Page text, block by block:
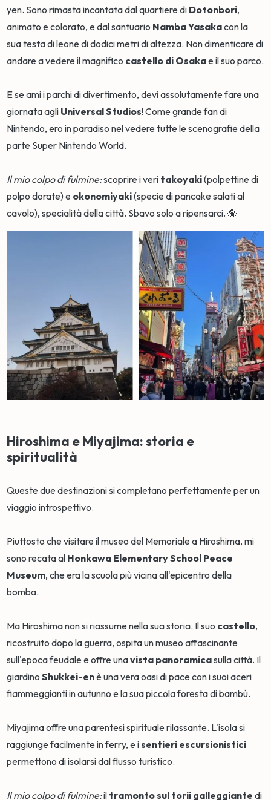
yen. Sono rimasta incantata dal quartiere di Dotonbori,
animato e colorato, e dal santuario Namba Yasakacon la
sua testa di leone di dodici metri di altezza. Non dimenticare di
andare a vedere il magnifico castello di Osakae il suo parco.
E se ami i parchi di divertimento, devi assolutamente fare una
giornata agli Universal Studios! Come grande fan di
Nintendo, ero in paradiso nel vedere tutte le scenografie della
parte Super Nintendo World.
Il mio colpo di fulmine:scoprire i veri takoyaki(polpettine di
polpo dorate) e okonomiyaki(specie di pancake salati al
cavolo), specialità della città. Sbavo solo a ripensarci. 🐙
Hiroshima e Miyajima: storia e
spiritualità
Queste due destinazioni si completano perfettamente per un
viaggio introspettivo.
Piuttosto che visitare il museo del Memoriale a Hiroshima, mi
sono recata al Honkawa Elementary School Peace
Museum, che era la scuola più vicina all'epicentro della
bomba.
Ma Hiroshima non si riassume nella sua storia. Il suo castello,
ricostruito dopo la guerra, ospita un museo affascinante
sull'epoca feudale e offre unavista panoramicasulla città. Il
giardinoShukkei-enè una vera oasi di pace con i suoi aceri
fiammeggianti in autunno e la sua piccola foresta di bambù.
Miyajima offre una parentesi spirituale rilassante. L'isola si
raggiunge facilmente in ferry, e isentieri escursionistici
permettono di isolarsi dal flusso turistico.
Il mio colpo di fulmine:il tramonto sul torii galleggiante di